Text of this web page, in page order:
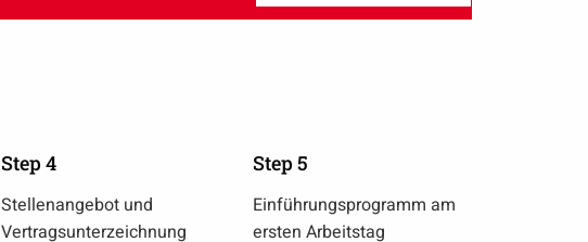
Step 4
Stellenangebot und
Vertragsunterzeichnung
Step 5
Einführungsprogramm am
ersten Arbeitstag